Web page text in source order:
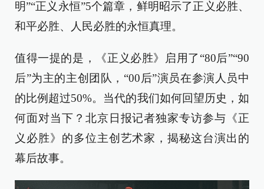
明”“正义永恒”5个篇章，鲜明昭示了正义必胜、
和平必胜、人民必胜的永恒真理。
值得一提的是，《正义必胜》启用了“80后”“90
后”为主的主创团队，“00后”演员在参演人员中
的比例超过50%。当代的我们如何回望历史，如
何面对当下？北京日报记者独家专访参与《正
义必胜》的多位主创艺术家，揭秘这台演出的
幕后故事。